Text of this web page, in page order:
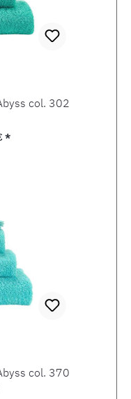
col. 302
*
col. 370